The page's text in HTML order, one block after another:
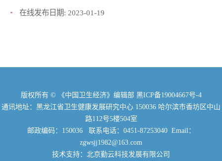
在线发布日期: 2023-01-19
版权所有 © 《中国卫生经济》编辑部 黑ICP备19004667号-4
通讯地址：黑龙江省卫生健康发展研究中心 150036 哈尔滨市香坊区中山
路112号5楼504室
邮政编码：150036 联系电话：0451-87253040 Email：
zgwsjj1982@163.com
技术支持：北京勤云科技发展有限公司